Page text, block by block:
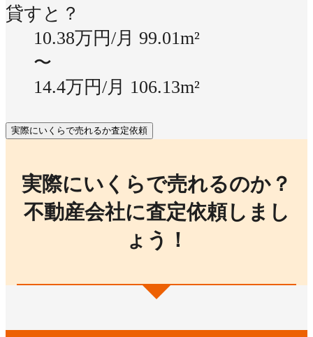
貸すと？
10.38万円/月 99.01m²
〜
14.4万円/月 106.13m²
実際にいくらで売れるか査定依頼
実際にいくらで売れるのか？
不動産会社に査定依頼しまし
ょう！